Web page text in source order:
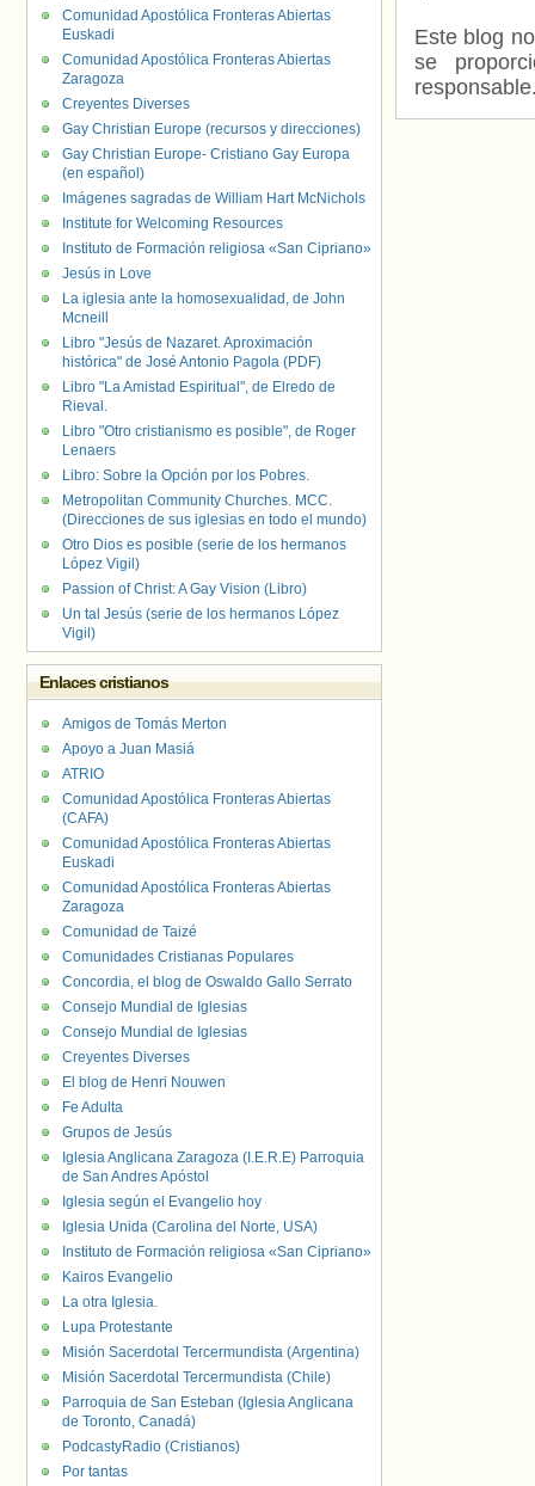
Este blog
se
Comunidad Apostólica Fronteras Abiertas
Euskadi
Comunidad Apostólica Fronteras Abiertas
Zaragoza
Creyentes Diverses
Gay Christian Europe (recursos y direcciones)
Gay Christian Europe- Cristiano Gay Europa
(en español)
Imágenes sagradas de William Hart McNichols
Institute for Welcoming Resources
Instituto de Formación religiosa «San Cipriano»
Jesús in Love
La iglesia ante la homosexualidad, de John
Mcneill
Libro "Jesús de Nazaret. Aproximación
histórica" de José Antonio Pagola (PDF)
Libro "La Amistad Espiritual", de Elredo de
Rieval.
Libro "Otro cristianismo es posible", de Roger
Lenaers
Libro: Sobre la Opción por los Pobres.
Metropolitan Community Churches. MCC.
(Direcciones de sus iglesias en todo el mundo)
Otro Dios es posible (serie de los hermanos
López Vigil)
Passion of Christ: A Gay Vision (Libro)
Un tal Jesús (serie de los hermanos López
Vigil)
Enlaces cristianos
Amigos de Tomás Merton
Apoyo a Juan Masiá
ATRIO
Comunidad Apostólica Fronteras Abiertas
(CAFA)
Comunidad Apostólica Fronteras Abiertas
Euskadi
Comunidad Apostólica Fronteras Abiertas
Zaragoza
Comunidad de Taizé
Comunidades Cristianas Populares
Concordia, el blog de Oswaldo Gallo Serrato
Consejo Mundial de Iglesias
Consejo Mundial de Iglesias
Creyentes Diverses
El blog de Henri Nouwen
Fe Adulta
Grupos de Jesús
Iglesia Anglicana Zaragoza (I.E.R.E) Parroquia
de San Andres Apóstol
Iglesia según el Evangelio hoy
Iglesia Unida (Carolina del Norte, USA)
Instituto de Formación religiosa «San Cipriano»
Kairos Evangelio
La otra Iglesia.
Lupa Protestante
Misión Sacerdotal Tercermundista (Argentina)
Misión Sacerdotal Tercermundista (Chile)
Parroquia de San Esteban (Iglesia Anglicana
de Toronto, Canadá)
PodcastyRadio (Cristianos)
Por tantas